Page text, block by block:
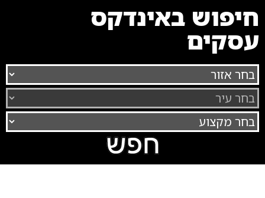
חיפוש באינדקס
עסקים